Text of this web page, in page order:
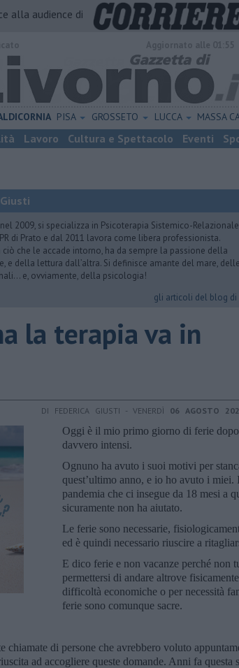
alla audience di
PISA GROSSETO LUCCA MASSA
Lavoro Cultura e Spettacolo Eventi
2009, si specializza in Psicoterapia Sistemico-Relazionale
di Prato e dal 2011 lavora come libera professionista.
ciò che le accade intorno, ha da sempre la passione della
e della lettura dall’altra. Si definisce amante del mare,
e, ovviamente, della psicologia!
gli articoli del blog di
la terapia va in
DI FEDERICA GIUSTI - VENERDÌ 06 AGOSTO
Oggi è il mio primo giorno di ferie
davvero intensi.
Ognuno ha avuto i suoi motivi per
quest’ultimo anno, e io ho avuto i miei.
pandemia che ci insegue da 18 mesi a
sicuramente non ha aiutato.
Le ferie sono necessarie,
ed è quindi necessario riuscire a
E dico ferie e non vacanze perché non
permettersi di andare altrove
difficoltà economiche o per necessità
ferie sono comunque sacre.
di persone che avrebbero voluto
ad accogliere queste domande. Anni fa questa